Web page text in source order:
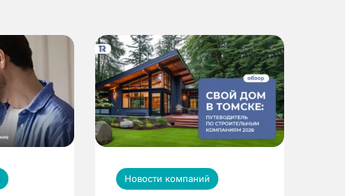
Новости компаний